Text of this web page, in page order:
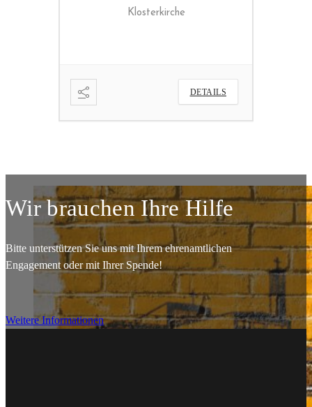
Pfarrkirche
DETAILS
Wir brauchen Ihre Hilfe
Bitte unterstützen Sie uns mit Ihrem ehrenamtlichen
Engagement oder mit Ihrer Spende!
Weitere Informationen